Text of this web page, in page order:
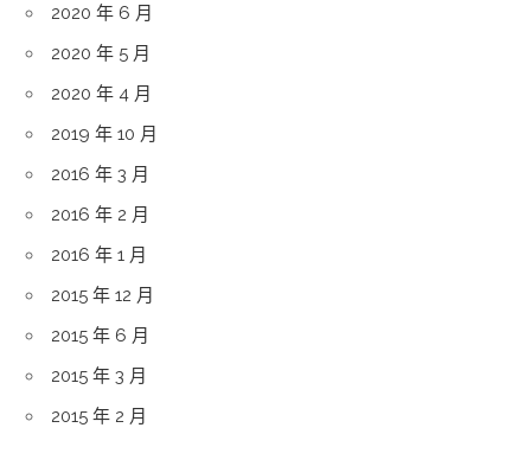
2020 年 6 月
2020 年 5 月
2020 年 4 月
2019 年 10 月
2016 年 3 月
2016 年 2 月
2016 年 1 月
2015 年 12 月
2015 年 6 月
2015 年 3 月
2015 年 2 月